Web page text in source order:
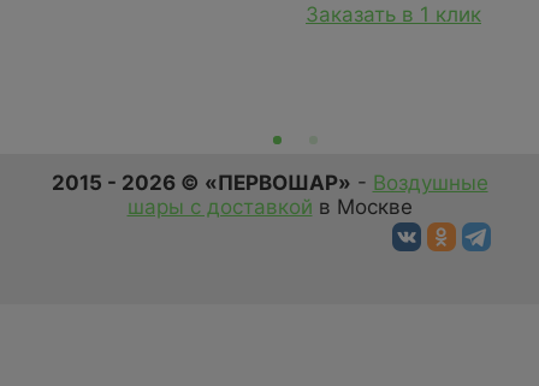
Заказать в 1 клик
2015 - 2026 © «ПЕРВОШАР» - Воздушные
шары с доставкой в Москве